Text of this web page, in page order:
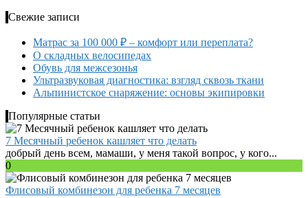
Свежие записи
Матрас за 100 000 ₽ – комфорт или переплата?
О складных велосипедах
Обувь для межсезонья
Ультразвуковая диагностика: взгляд сквозь ткани
Альпинистское снаряжение: основы экипировки
Популярные статьи
7 Месячный ребенок кашляет что делать
добрый день всем, мамаши, у меня такой вопрос, у кого...
0
Флисовый комбинезон для ребенка 7 месяцев